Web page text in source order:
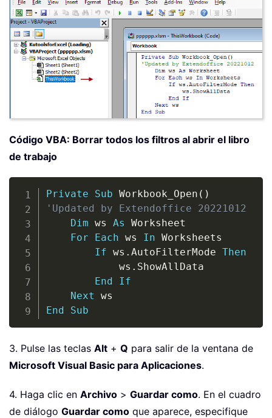
Código VBA: Borrar todos los filtros al abrir el libro
de trabajo
Private Sub Workbook_Open ( )
'Updated by Extendoffice 20221012
Dim ws As Worksheet
For
Each ws In Worksheets
If ws . AutoFilterMode Then
            ws
. ShowAllData
End
If
Next
End
Sub
3. Pulse las teclas Alt + Q para salir de la ventana de
Microsoft Visual Basic para Aplicaciones.
4. Haga clic en Archivo > Guardar como. En el cuadro
de diálogo Guardar como que aparece, especifique